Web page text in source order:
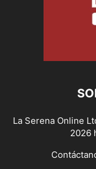
La Serena Online
2026